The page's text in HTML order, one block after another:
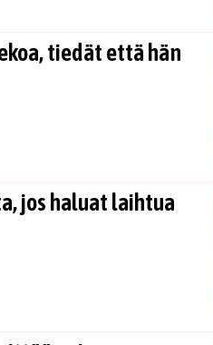
tiedät että hän
jos haluat laihtua